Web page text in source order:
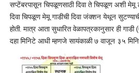
सप्टेंबरपासून चिपळूणसाठी दिवा ते चिपळूण अशी
दिवा चिपळूण मेमू गाडीची दिवा जंक्शन येथून
होती. मात्र आता सुधारित वेळापत्रकानुसार ही
दहा मिनिटे आधी म्हणजे सायंकाळी ७ वाजून ३५